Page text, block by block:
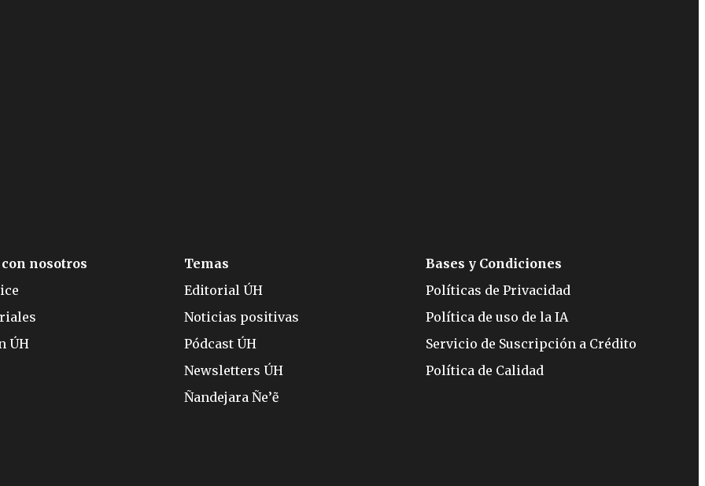
nosotros
ÚH
Temas
Editorial ÚH
Noticias positivas
Pódcast ÚH
Newsletters ÚH
Ñandejara Ñe’ẽ
Bases y Condiciones
Políticas de Privacidad
Política de uso de la IA
Servicio de Suscripción a Crédito
Política de Calidad